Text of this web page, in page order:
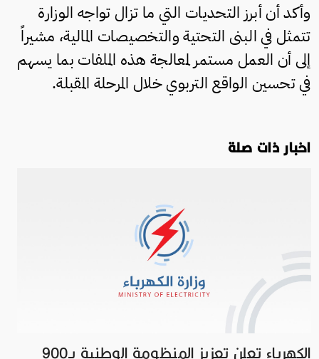
وأكد أن أبرز التحديات التي ما تزال تواجه الوزارة
تتمثل في البنى التحتية والتخصيصات المالية، مشيراً
إلى أن العمل مستمر لمعالجة هذه الملفات بما يسهم
في تحسين الواقع التربوي خلال المرحلة المقبلة.
اخبار ذات صلة
الكهرباء تعلن تعزيز المنظومة الوطنية بـ900